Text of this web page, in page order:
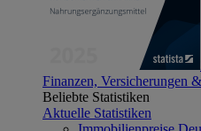
Finanzen, Versicherungen
Beliebte Statistiken
Aktuelle Statistiken